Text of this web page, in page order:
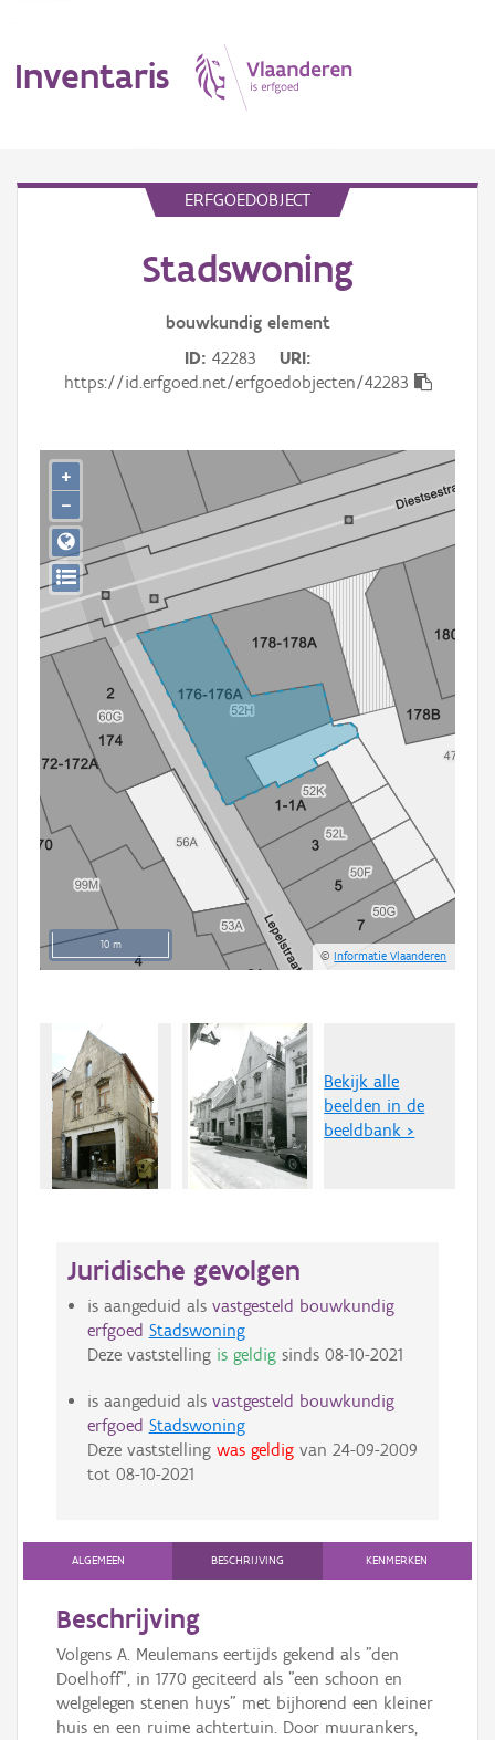
Inventaris
Gebeurtenis
Persoon of collectief
Downloads
Hergebruik
Aanmelden
ERFGOEDOBJECT
Stadswoning
bouwkundig element
ID 42283
URI
https://id.erfgoed.net/erfgoedobjecten/42283
10 m
©Informatie Vlaanderen
+
−
Bekijk alle
beelden in de
beeldbank >
Juridische gevolgen
is aangeduid als vastgesteld bouwkundig
erfgoed Stadswoning
Deze vaststelling is geldigsinds 08-10-2021
is aangeduid als vastgesteld bouwkundig
erfgoed Stadswoning
Deze vaststelling was geldigvan 24-09-2009
tot 08-10-2021
ALGEMEEN BESCHRIJVING KENMERKEN
Beschrijving
Volgens A. Meulemans eertijds gekend als "den
Doelhoff", in 1770 geciteerd als "een schoon en
welgelegen stenen huys" met bijhorend een kleiner
huis en een ruime achtertuin. Door muurankers,